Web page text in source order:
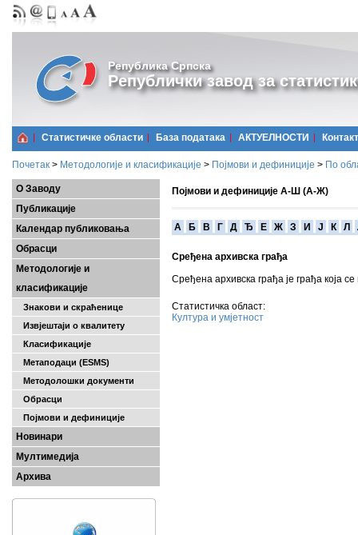
Република Српска
Републички завод за
Статистичке области Базa података АКТУЕЛНОСТИ Контакт
Почетак > Методологије и класификације > Појмови и дефиниције > По
О Заводу
Публикације
Календар публиковања
Обрасци
Методологије и
класификације
Знакови и скраћенице
Извјештаји о квалитету
Класификације
Метаподаци (ESMS)
Методолошки документи
Обрасци
Појмови и дефиниције
Новинари
Мултимедија
Архива
Појмови и дефиниције А-Ш (А-Ж)
A Б В Г Д Ђ Е Ж З И Ј К Л
Сређена архивска грађа
Сређена архивска грађа је грађа која
Статистичка област:
Култура и умјетност